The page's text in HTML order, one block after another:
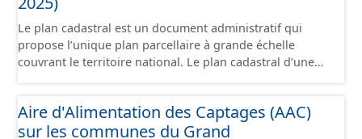
Le plan cadastral est un document administratif qui
propose l’unique plan parcellaire à grande échelle
couvrant le territoire national. Le plan cadastral d’une
communément appelées « feuilles de plan ». La parcelle
est l’unité cadastrale de base. C’est un terrain d’un seul
Aire d'Alimentation des Captages (AAC)
sur les communes du Grand